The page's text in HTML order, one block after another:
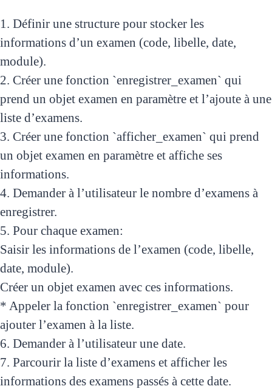
1. Définir une structure pour stocker les
informations d’un examen (code, libelle, date,
module).
2. Créer une fonction `enregistrer_examen` qui
prend un objet examen en paramètre et l’ajoute à une
liste d’examens.
3. Créer une fonction `afficher_examen` qui prend
un objet examen en paramètre et affiche ses
informations.
4. Demander à l’utilisateur le nombre d’examens à
enregistrer.
5. Pour chaque examen:
Saisir les informations de l’examen (code, libelle,
date, module).
Créer un objet examen avec ces informations.
* Appeler la fonction `enregistrer_examen` pour
ajouter l’examen à la liste.
6. Demander à l’utilisateur une date.
7. Parcourir la liste d’examens et afficher les
informations des examens passés à cette date.